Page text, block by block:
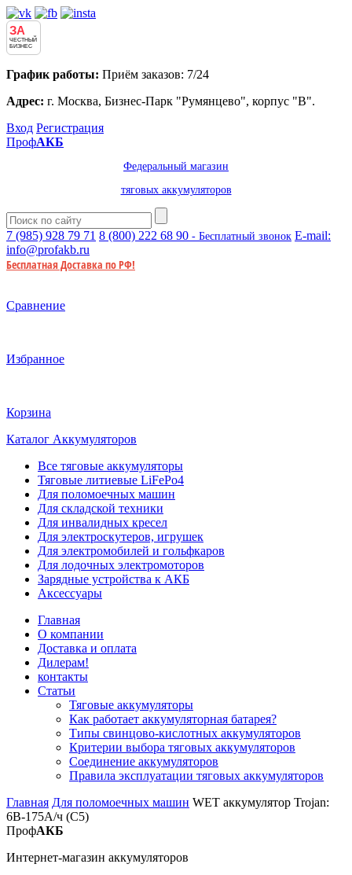
ЗА
ЧЕСТНЫЙ
БИЗНЕС
График работы: Приём заказов: 7/24
Адрес: г. Москва, Бизнес-Парк "Румянцево", корпус "В".
Вход Регистрация
ПрофАКБ
Федеральный магазин
тяговых аккумуляторов
7 (985) 928 79 71 8 (800) 222 68 90 - Бесплатный звонок E-mail:
info@profakb.ru
Бесплатная Доставка по РФ!
Сравнение
Избранное
Корзина
Каталог Аккумуляторов
Все тяговые аккумуляторы
Тяговые литиевые LiFePo4
Для поломоечных машин
Для складской техники
Для инвалидных кресел
Для электроскутеров, игрушек
Для электромобилей и гольфкаров
Для лодочных электромоторов
Зарядные устройства к АКБ
Аксессуары
Главная
О компании
Доставка и оплата
Дилерам!
контакты
Статьи
Тяговые аккумуляторы
Как работает аккумуляторная батарея?
Типы свинцово-кислотных аккумуляторов
Критерии выбора тяговых аккумуляторов
Соединение аккумуляторов
Правила эксплуатации тяговых аккумуляторов
Главная Для поломоечных машин WET аккумулятор Trojan:
6В-175А/ч (С5)
ПрофАКБ
Интернет-магазин аккумуляторов